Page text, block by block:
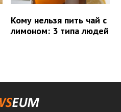
Кому нельзя пить чай с
лимоном: 3 типа людей